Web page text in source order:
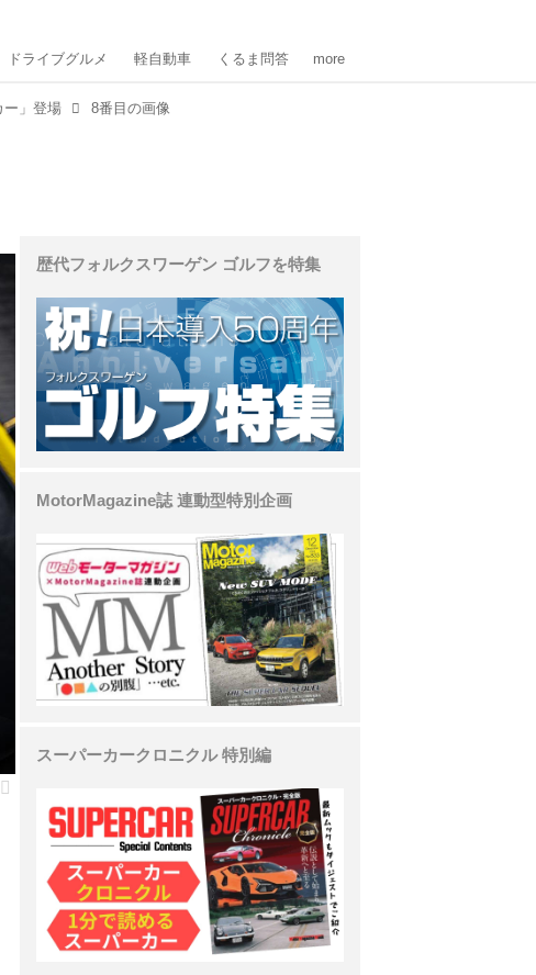
ドライブグルメ 軽自動車 くるま問答 more
ー」登場 8番目の画像
歴代フォルクスワーゲン ゴルフを特集
MotorMagazine誌 連動型特別企画
スーパーカークロニクル 特別編